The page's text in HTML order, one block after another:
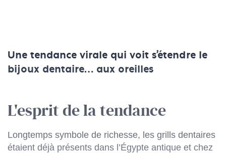
Une tendance virale qui voit s’étendre le
bijoux dentaire… aux oreilles
L'esprit de la tendance
Longtemps symbole de richesse, les grills dentaires
étaient déjà présents dans l’Égypte antique et chez